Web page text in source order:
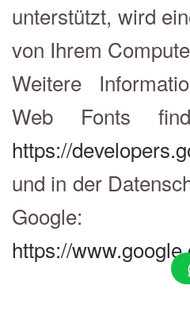
unterstützt, wird
von Ihrem
Weitere
Web Fonts
https://
und in der
Google:
https://